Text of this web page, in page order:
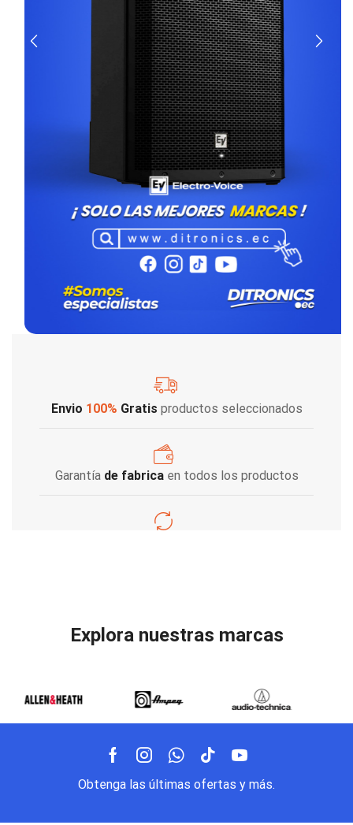
Envio 100% Gratis productos seleccionados
Garantía de fabricaen todos los productos
Explora nuestras marcas
Obtenga las últimas ofertas y más.